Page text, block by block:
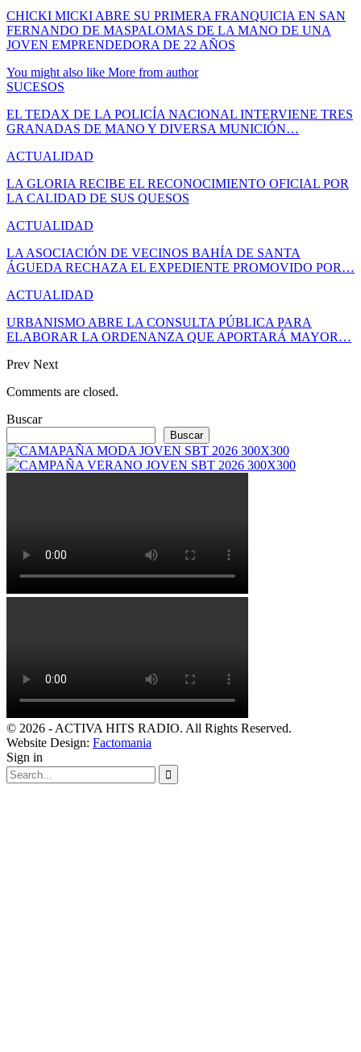
CHICKI MICKI ABRE SU PRIMERA FRANQUICIA EN SAN
FERNANDO DE MASPALOMAS DE LA MANO DE UNA
JOVEN EMPRENDEDORA DE 22 AÑOS
You might also like More from author
SUCESOS
EL TEDAX DE LA POLICÍA NACIONAL INTERVIENE TRES
GRANADAS DE MANO Y DIVERSA MUNICIÓN…
ACTUALIDAD
LA GLORIA RECIBE EL RECONOCIMIENTO OFICIAL POR
LA CALIDAD DE SUS QUESOS
ACTUALIDAD
LA ASOCIACIÓN DE VECINOS BAHÍA DE SANTA
ÁGUEDA RECHAZA EL EXPEDIENTE PROMOVIDO POR…
ACTUALIDAD
URBANISMO ABRE LA CONSULTA PÚBLICA PARA
ELABORAR LA ORDENANZA QUE APORTARÁ MAYOR…
Prev Next
Comments are closed.
Buscar
Buscar
© 2026 - ACTIVA HITS RADIO. All Rights Reserved.
Website Design: Factomania
Sign in